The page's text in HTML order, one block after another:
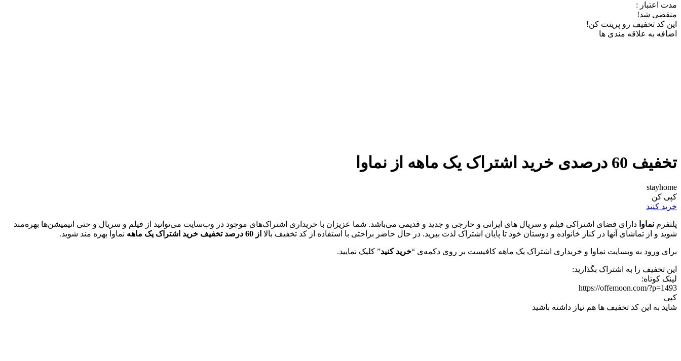
مدت اعتبار :
منقضی شد!
این کد تخفیف رو پرینت کن!
اضافه به علاقه مندی ها
تخفیف 60 درصدی خرید اشتراک یک ماهه از نماوا
stayhome
کپی کن
خرید کنید
پلتفرم نماوا دارای فضای اشتراکی فیلم و سریال های ایرانی و خارجی و جدید و قدیمی می‌باشد. شما عزیزان با خریداری اشتراک‌های موجود در وب‌سایت می‌توانید از فیلم و سریال و حتی انیمیشن‌ها بهره‌مند
شوید و از تماشای آنها در کنار خانواده و دوستان خود تا پایان اشتراک لذت ببرید. در حال حاضر براحتی با استفاده از کد تخفیف بالا از 60 درصد تخفیف خرید اشتراک یک ماهه نماوا بهره مند شوید.
برای ورود به وبسایت نماوا و خریداری اشتراک یک ماهه کافیست بر روی دکمه‌ی “خرید کنید” کلیک نمایید.
این تخفیف را به اشتراک بگذارید:
لینک کوتاه:
https://offemoon.com/?p=1493
کپی
شاید به این کد تخفیف ها هم نیاز داشته باشید